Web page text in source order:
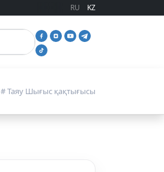
RU KZ
# Таяу Шығыс қақтығысы